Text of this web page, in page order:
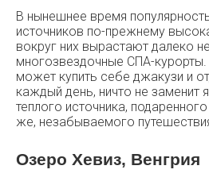
В нынешнее время
источников по-прежнему
вокруг них вырастают далеко
многозвездочные СПА-
может купить себе джакузи и
каждый день, ничто не заменит
теплого источника,
же, незабываемого
Озеро Хевиз, Венгрия